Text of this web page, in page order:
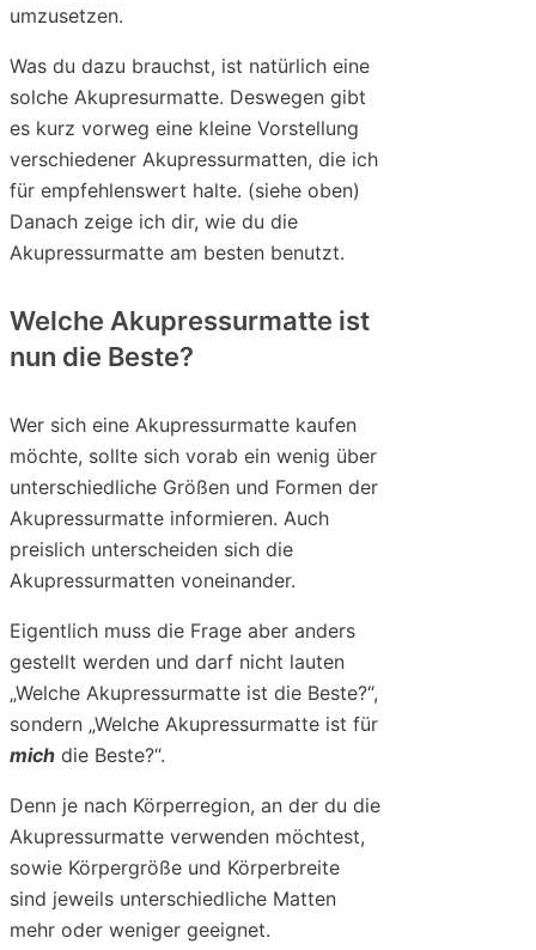
umzusetzen.
Was du dazu brauchst, ist natürlich eine
solche Akupresurmatte. Deswegen gibt
es kurz vorweg eine kleine Vorstellung
verschiedener Akupressurmatten, die ich
für empfehlenswert halte. (siehe oben)
Danach zeige ich dir, wie du die
Akupressurmatte am besten benutzt.
Welche Akupressurmatte ist
nun die Beste?
Wer sich eine Akupressurmatte kaufen
möchte, sollte sich vorab ein wenig über
unterschiedliche Größen und Formen der
Akupressurmatte informieren. Auch
preislich unterscheiden sich die
Akupressurmatten voneinander.
Eigentlich muss die Frage aber anders
gestellt werden und darf nicht lauten
„Welche Akupressurmatte ist die Beste?“,
sondern „Welche Akupressurmatte ist für
mich die Beste?“.
Denn je nach Körperregion, an der du die
Akupressurmatte verwenden möchtest,
sowie Körpergröße und Körperbreite
sind jeweils unterschiedliche Matten
mehr oder weniger geeignet.